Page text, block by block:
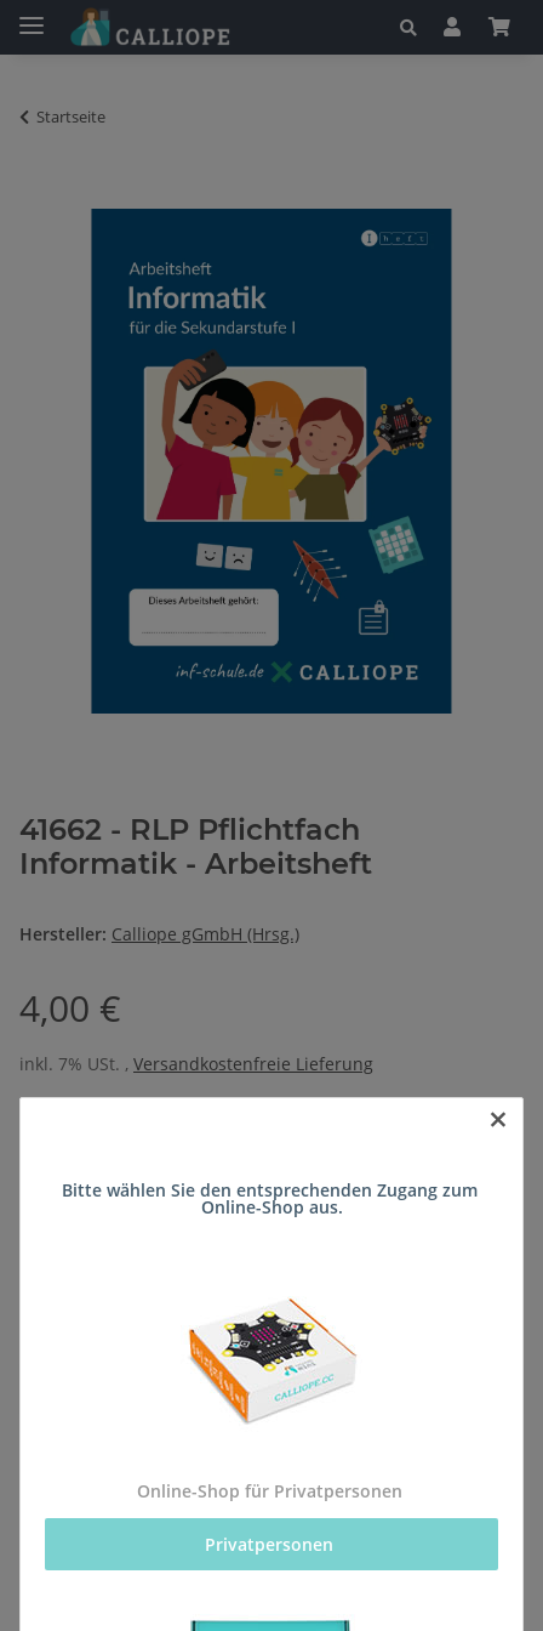
Startseite
41662 - RLP Pflichtfach
Informatik - Arbeitsheft
Hersteller: Calliope gGmbH (Hrsg.)
4,00 €
inkl. 7% USt. , Versandkostenfreie Lieferung
Lieferzeit:ca. 5 Wochen(DE - kein
Beschreibung
Alle Bestellungen für dieses Produkt werden direkt an
die Schule (Franziskus Grund- und Realschule plus
×
Bitte wählen Sie den entsprechenden Zugang zum
Online-Shop aus.
Online-Shop für Privatpersonen
Privatpersonen